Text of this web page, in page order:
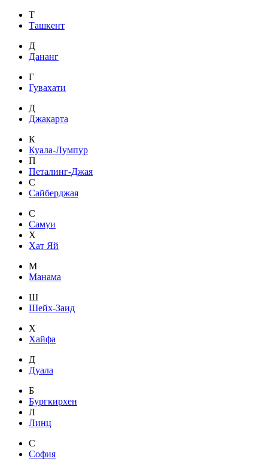
Т
Ташкент
Д
Дананг
Г
Гувахати
Д
Джакарта
К
Куала-Лумпур
П
Петалинг-Джая
С
Сайберджая
С
Самуи
Х
Хат Яй
М
Манама
Ш
Шейх-Заид
Х
Хайфа
Д
Дуала
Б
Бургкирхен
Л
Линц
С
София